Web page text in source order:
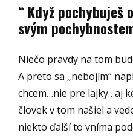
“ Když pochybuješ
svým
Niečo pravdy na tom
A preto sa „nebojím“
chcem…nie pre lajky…aj
človek v tom našiel a
niekto ďalší to vníma